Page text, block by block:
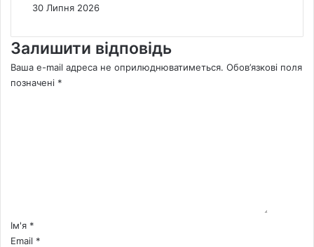
30 Липня 2026
Залишити відповідь
Ваша e-mail адреса не оприлюднюватиметься. Обов’язкові поля
позначені *
*Ім'я *
Email *